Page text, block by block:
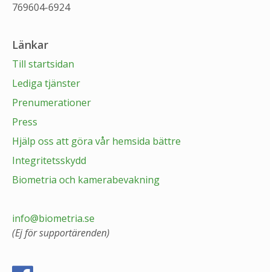
769604-6924
Länkar
Till startsidan
Lediga tjänster
Prenumerationer
Press
Hjälp oss att göra vår hemsida bättre
Integritetsskydd
Biometria och kamerabevakning
info@biometria.se
(Ej för supportärenden)